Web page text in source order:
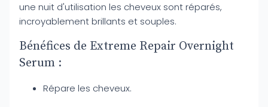
une nuit d'utilisation les cheveux sont réparés,
incroyablement brillants et souples.
Bénéfices de Extreme Repair Overnight
Serum :
Répare les cheveux.